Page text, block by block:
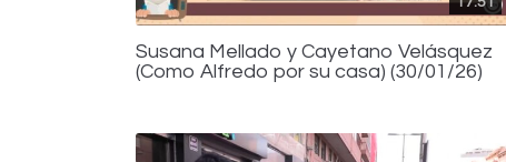
Susana Mellado y Cayetano Velásquez
(Como Alfredo por su casa) (30/01/26)